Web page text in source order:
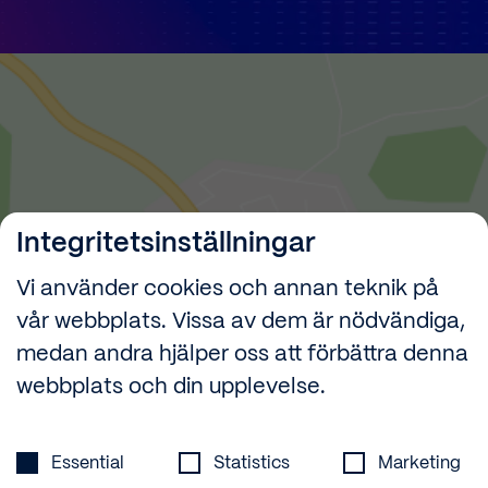
Lär dig mer
Integritetsinställningar
Vi använder cookies och annan teknik på
vår webbplats. Vissa av dem är nödvändiga,
medan andra hjälper oss att förbättra denna
webbplats och din upplevelse.
Essential Statistics Marketing